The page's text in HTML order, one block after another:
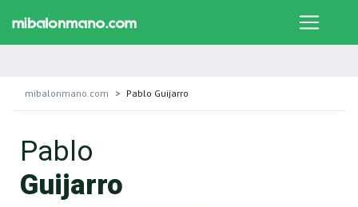
mibalonmano.com Pablo Guijarro
Pablo
Guijarro